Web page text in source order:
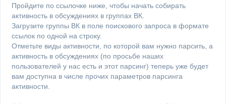
Пройдите по ссылочке ниже, чтобы начать собирать
активность в обсуждениях в группах ВК.
Загрузите группы ВК в поле поискового запроса в формате
ссылок по одной на строку.
Отметьте виды активности, по которой вам нужно парсить, а
активность в обсуждениях (по просьбе наших
пользователей у нас есть и этот парсинг) теперь уже будет
вам доступна в числе прочих параметров парсинга
активности.